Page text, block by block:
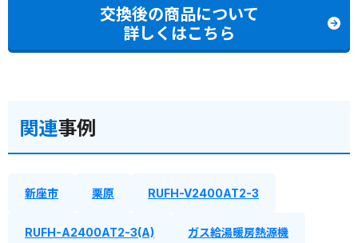
交換後の商品について
詳しくはこちら
関連事例
新座市 栗原 RUFH-V2400AT2-3
RUFH-A2400AT2-3(A) ガス給湯暖房熱源機